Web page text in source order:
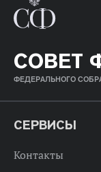
СОВЕТ
ФЕДЕРАЛЬНОГО
СЕРВИСЫ
Контакты